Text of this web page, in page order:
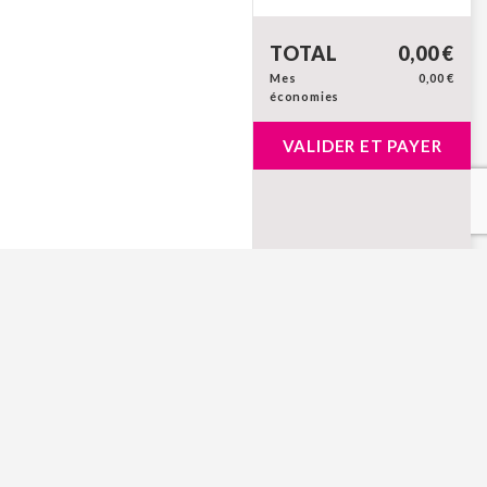
TOTAL 0,00 €
Mes
économies
0,00 €
VALIDER ET PAYER